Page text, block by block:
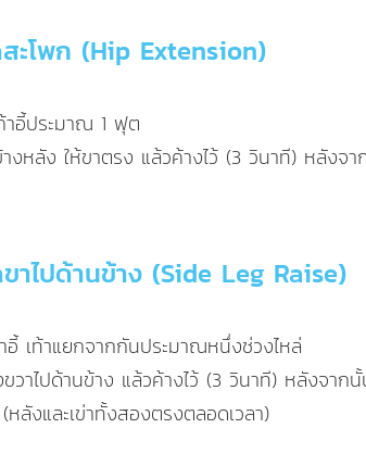
ะโพก (Hip Extension)
าอี้ประมาณ 1 ฟุต
งหลัง ให้ขาตรง แล้วค้างไว้ (3 วินาที) หลังจ
าไปด้านข้าง (Side Leg Raise)
อี้ เท้าแยกจากกันประมาณหนึ่งช่วงไหล่
วาไปด้านข้าง แล้วค้างไว้ (3 วินาที) หลังจา
ลังและเข่าทั้งสองตรงตลอดเวลา)